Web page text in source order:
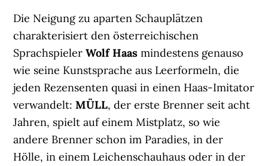
Die Neigung zu aparten Schauplätzen
charakterisiert den österreichischen
SprachspielerWolf Haasmindestens genauso
wie seine Kunstsprache aus Leerformeln, die
jeden Rezensenten quasi in einen Haas-Imitator
verwandelt: MÜLL, der erste Brenner seit acht
Jahren, spielt auf einem Mistplatz, so wie
andere Brenner schon im Paradies, in der
Hölle, in einem Leichenschauhaus oder in der